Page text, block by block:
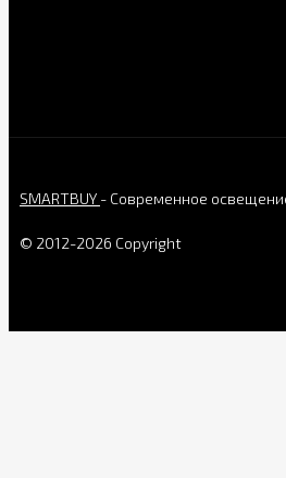
SMARTBUY - Современное
© 2012-2026 Copyright